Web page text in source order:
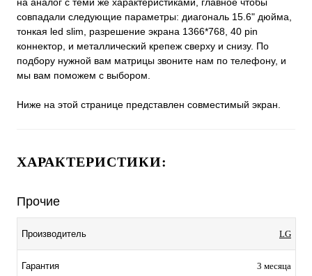
совпадали следующие параметры: диагональ 15.6" дюйма,
тонкая led slim, разрешение экрана 1366*768, 40 pin
коннектор, и металлический крепеж сверху и снизу. По
подбору нужной вам матрицы звоните нам по телефону, и
мы вам поможем с выбором.
Ниже на этой странице представлен совместимый экран.
ХАРАКТЕРИСТИКИ:
Прочие
Производитель LG
Гарантия 3 месяца